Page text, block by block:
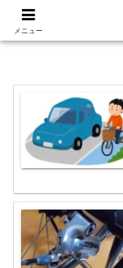
HOME
メニュー